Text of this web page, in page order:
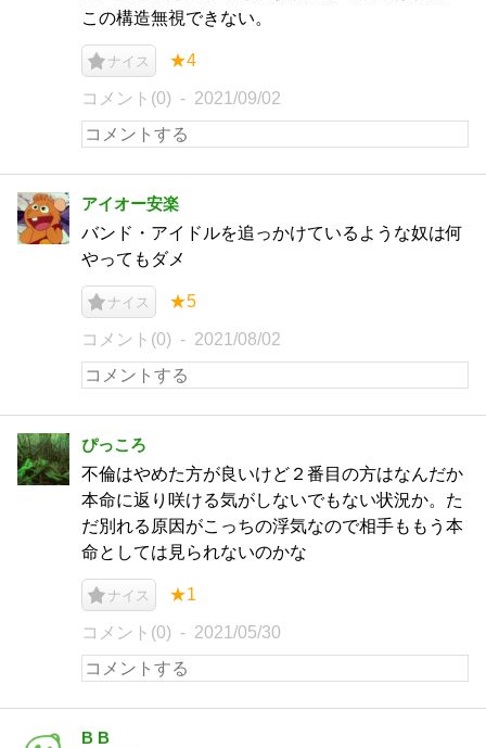
この構造無視できない。
ナイス ★4
コメント(0) 2021/09/02
アイオー安楽
バンド・アイドルを追っかけているような奴は何
やってもダメ
ナイス ★5
コメント(0) 2021/08/02
ぴっころ
不倫はやめた方が良いけど２番目の方はなんだか
本命に返り咲ける気がしないでもない状況か。た
だ別れる原因がこっちの浮気なので相手ももう本
命としては見られないのかな
ナイス ★1
コメント(0) 2021/05/30
B B